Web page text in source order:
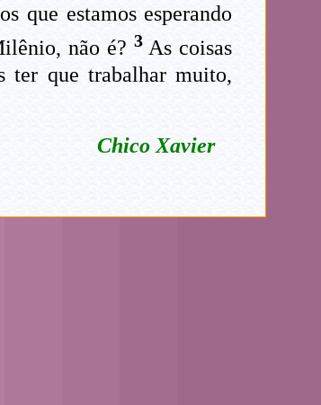
que estamos esperando
não é? 3As coisas
ter que trabalhar muito,
Chico Xavier